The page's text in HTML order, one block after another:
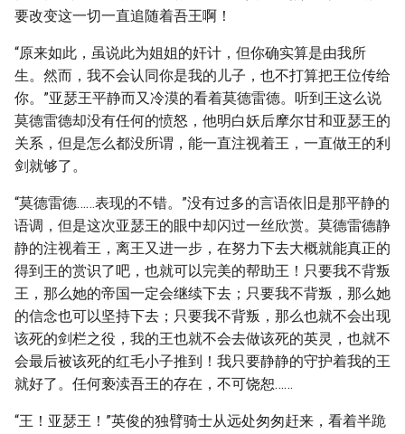
要改变这一切一直追随着吾王啊！
“原来如此，虽说此为姐姐的奸计，但你确实算是由我所
生。然而，我不会认同你是我的儿子，也不打算把王位传给
你。”亚瑟王平静而又冷漠的看着莫德雷德。听到王这么说
莫德雷德却没有任何的愤怒，他明白妖后摩尔甘和亚瑟王的
关系，但是怎么都没所谓，能一直注视着王，一直做王的利
剑就够了。
“莫德雷德……表现的不错。”没有过多的言语依旧是那平静的
语调，但是这次亚瑟王的眼中却闪过一丝欣赏。莫德雷德静
静的注视着王，离王又进一步，在努力下去大概就能真正的
得到王的赏识了吧，也就可以完美的帮助王！只要我不背叛
王，那么她的帝国一定会继续下去；只要我不背叛，那么她
的信念也可以坚持下去；只要我不背叛，那么也就不会出现
该死的剑栏之役，我的王也就不会去做该死的英灵，也就不
会最后被该死的红毛小子推到！我只要静静的守护着我的王
就好了。任何亵渎吾王的存在，不可饶恕……
“王！亚瑟王！”英俊的独臂骑士从远处匆匆赶来，看着半跪